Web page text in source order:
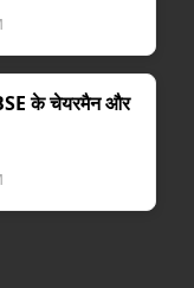
के चेयरमैन और